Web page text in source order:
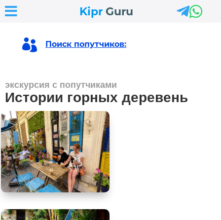
Kipr Guru
 
 Поиск попутчиков:
экскурсия с попутчиками
Истории горных деревень